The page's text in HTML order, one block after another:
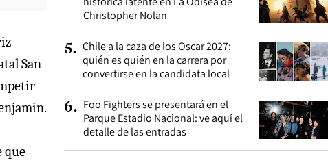
San
que
Christopher Nolan
5. Chile a la caza de los Oscar 2027:
quién es quién en la carrera por
convertirse en la candidata local
6. Foo Fighters se presentará en el
Parque Estadio Nacional: ve aquí el
detalle de las entradas